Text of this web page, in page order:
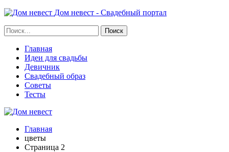
Дом невест - Свадебный портал
Главная
Идеи для свадьбы
Девичник
Свадебный образ
Советы
Тесты
Главная
цветы
Страница 2